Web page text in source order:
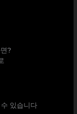
?
있습니다